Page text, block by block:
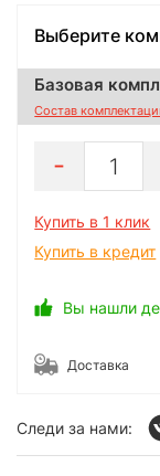
Выберите
Базовая
Состав
1
Купить в 1 клик
Купить в кредит
Вы нашли
Доставка
Следи за нами: